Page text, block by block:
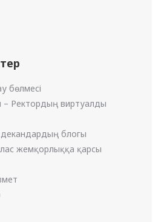
бөлмесі
– Ректордың виртуалды
блогы
жемқорлыққа қарсы